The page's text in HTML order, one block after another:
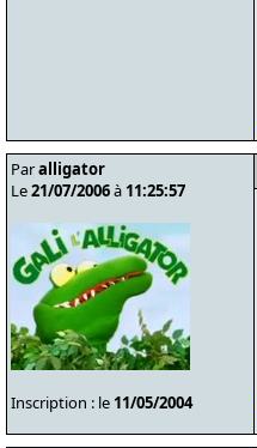
Paralligator
Le21/07/2006à 11:25:57
Inscription : le 11/05/2004